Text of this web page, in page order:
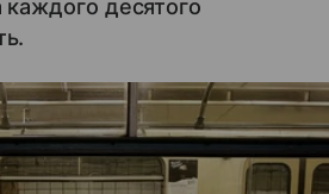
десятого